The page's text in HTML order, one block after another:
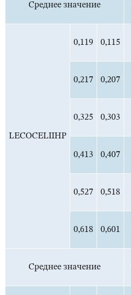
Среднее значение
LECOCELIIHP
0,119 0,115
0,217 0,207
0,325 0,303
0,413 0,407
0,527 0,518
0,618 0,601
Среднее значение